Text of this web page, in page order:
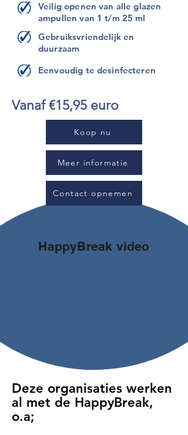
Veilig openen van alle glazen
ampullen van 1 t/m 25 ml
Gebruiksvriendelijk en
duurzaam
Eenvoudig te desinfecteren
Vanaf €15,95 euro
Koop nu
Meer informatie
Contact opnemen
HappyBreak video
Deze organisaties werken
al met de HappyBreak,
o.a;